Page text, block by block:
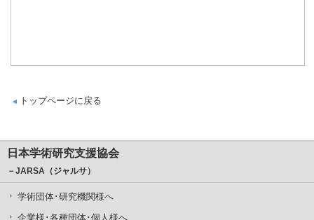
トップページに戻る
日本学術研究支援協会
－JARSA（ジャルサ）
学術団体･研究機関様へ
企業様･各種団体･個人様へ